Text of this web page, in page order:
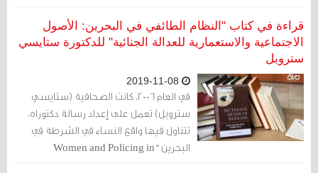
وراء تلك الأيام المضطربة إنّ ذكرى الاحتجاجات
التي هددت قبضة النظام الملكي السني
على السلطة اندثرت.
قراءة في كتاب "النظام الطائفي في البحرين: الأصول
الاجتماعية والاستعمارية للعدالة الجنائية" للدكتورة ستايسي
ستروبل
في العام 2006، كانت الصحافية (ستايسي
ستروبل) تعمل على إعداد رسالة دكتوراه،
تتناول فيها واقع النساء في الشرطة في
البحرين "Women and Policing in
Bahrain"، حين لَفَتَها، وبحدة، التّمييز الذي